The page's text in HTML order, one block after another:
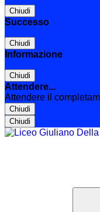
Chiudi
Successo
Chiudi
Informazione
Chiudi
Attendere...
Attendere il
Chiudi
Chiudi